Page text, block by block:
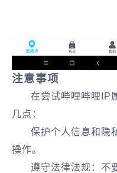
注意事项
在尝试哔哩哔哩IP
几点：
保护个人信息和隐
操作。
遵守法律法规‌：不